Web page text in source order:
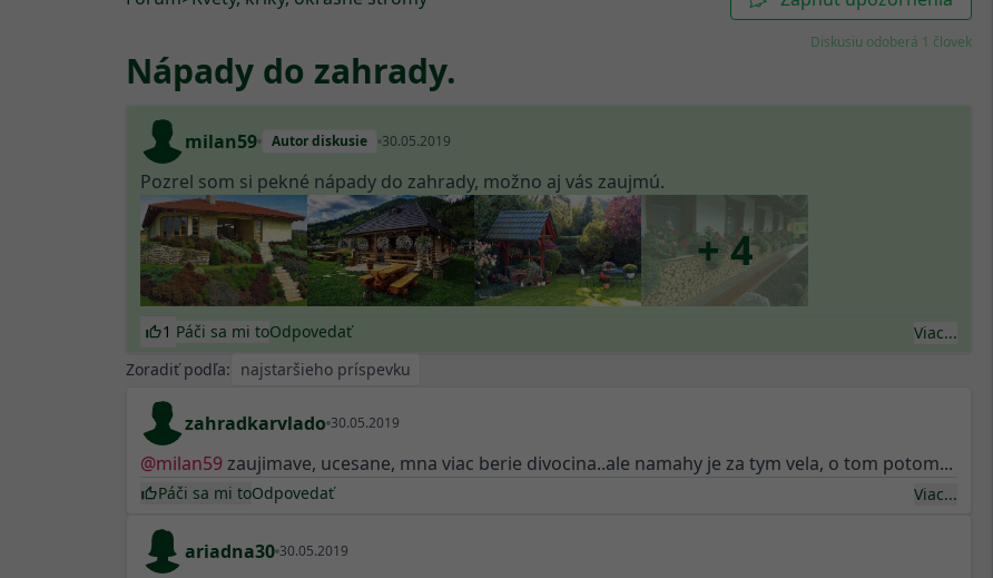
Diskusiu odoberá 1 človek
Nápady do zahrady.
milan59 Autor diskusie 30.05.2019
Pozrel som si pekné nápady do zahrady, možno aj vás zaujmú.
+ 4
1 Páči sa mi toOdpovedať
Viac...
Zoradiť podľa:
zahradkarvlado 30.05.2019
@milan59zaujimave, ucesane, mna viac berie divocina..ale namahy je za tym vela, o tom potom...
Páči sa mi toOdpovedať Viac...
ariadna30 30.05.2019